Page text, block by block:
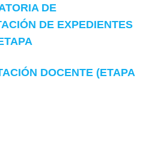
DE
DE EXPEDIENTES
DOCENTE (ETAPA